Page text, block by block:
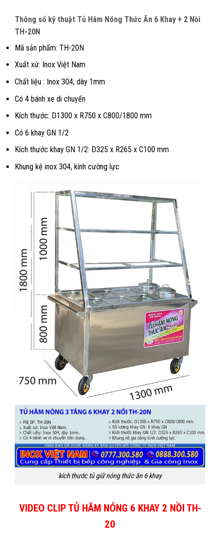
Thông số kỹ thuật Tủ Hâm Nóng Thức Ăn 6 Khay + 2 Nồi
TH-20N
Mã sản phẩm: TH-20N
Xuất xứ: Inox Việt Nam
Chất liệu : Inox 304, dày 1mm
Có 4 bánh xe di chuyển
Kích thước: D1300 x R750 x C800/1800 mm
Có 6 khay GN 1/2
Kích thước khay GN 1/2: D325 x R265 x C100 mm
Khung kệ inox 304, kính cường lực
kích thước tủ giữ nóng thức ăn 6 khay
VIDEO CLIP TỦ HÂM NÓNG 6 KHAY 2 NỒI TH-
20